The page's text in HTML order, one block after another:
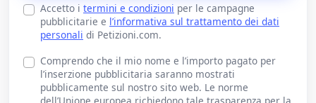
Accetto i termini e condizioni per le campagne
pubblicitarie e l’informativa sul trattamento dei dati
personali di Petizioni.com.
Comprendo che il mio nome e l’importo pagato per
l’inserzione pubblicitaria saranno mostrati
pubblicamente sul nostro sito web. Le norme
dell’Unione europea richiedono tale trasparenza per la